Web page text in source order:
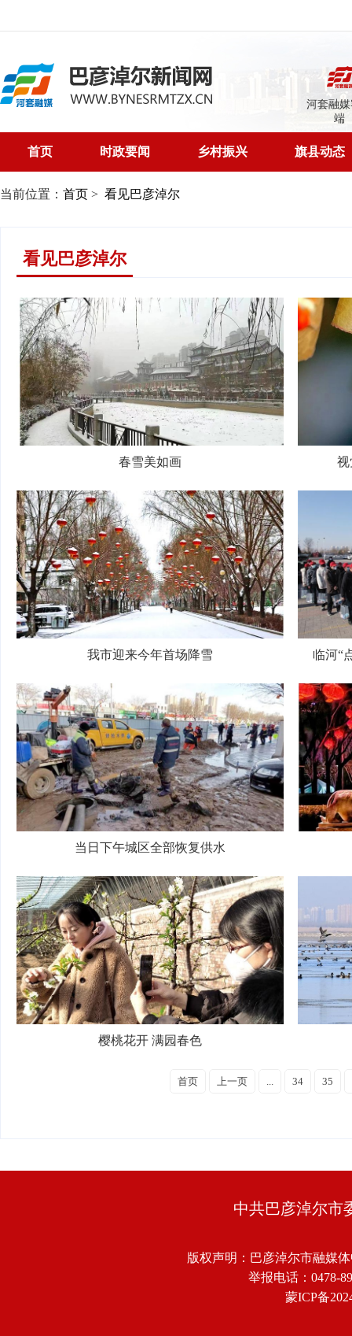
河套融
端
首页 时政要闻 乡村振兴 旗县动态
当前位置： 首页 > 看见巴彦淖尔
看见巴彦淖尔
春雪美如画 视
我市迎来今年首场降雪 临河“
当日下午城区全部恢复供水
樱桃花开 满园春色
首页 上一页 ... 34 35
中共巴彦淖尔市
版权声明：巴彦淖尔市融媒
举报电话：0478-
蒙ICP备